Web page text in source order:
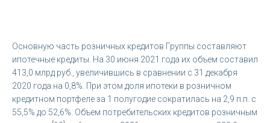
Основную часть розничных кредитов Группы составляют
ипотечные кредиты. На 30 июня 2021 года их объем составил
413,0 млрд руб., увеличившись в сравнении с 31 декабря
2020 года на 0,8%. При этом доля ипотеки в розничном
кредитном портфеле за 1 полугодие сократилась на 2,9 п.п. с
55,5% до 52,6%. Объем потребительских кредитов розничным